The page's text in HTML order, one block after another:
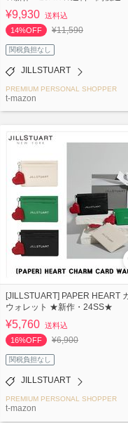
¥9,930 送料込
14%OFF
¥11,590
関税負担なし
JILLSTUART
PREMIUM PERSONAL SHOPPER
t-mazon
[JILLSTUART] PAPER HEART
ウォレット ★新作・24SS★
¥5,760 送料込
16%OFF
¥6,900
関税負担なし
JILLSTUART
PREMIUM PERSONAL SHOPPER
t-mazon